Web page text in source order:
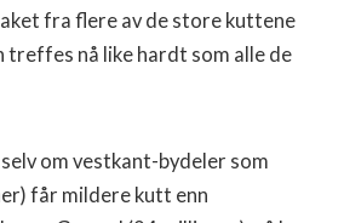
fra flere av de store kuttene
treffes nå like hardt som alle de
om vestkant-bydeler som
får mildere kutt enn